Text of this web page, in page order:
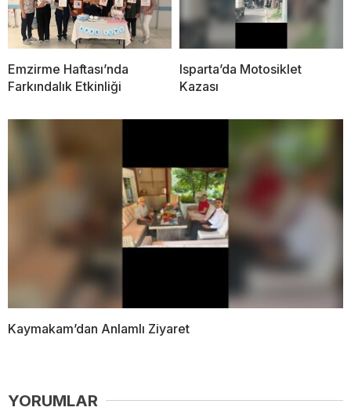
Emzirme Haftası’nda
Farkındalık Etkinliği
Isparta’da Motosiklet
Kazası
Kaymakam’dan Anlamlı Ziyaret
YORUMLAR